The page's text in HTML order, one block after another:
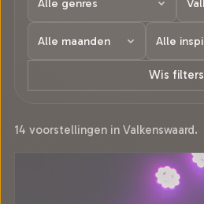
Wis filters
14 voorstellingen in Valkenswaard.